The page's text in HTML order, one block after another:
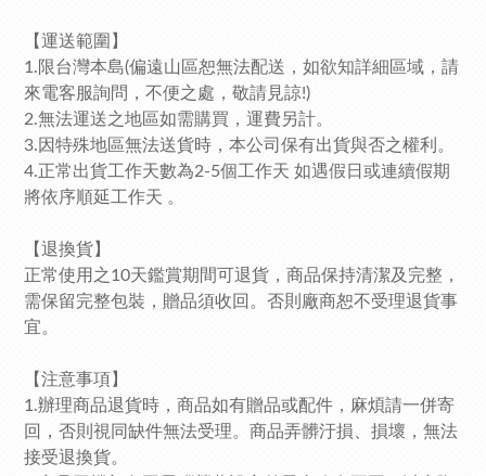
【運送範圍】
1.限台灣本島(偏遠山區恕無法配送，如欲知詳細區域，請
來電客服詢問，不便之處，敬請見諒!)
2.無法運送之地區如需購買，運費另計。
3.因特殊地區無法送貨時，本公司保有出貨與否之權利。
4.正常出貨工作天數為2-5個工作天 如遇假日或連續假期
將依序順延工作天 。
【退換貨】
正常使用之10天鑑賞期間可退貨，商品保持清潔及完整，
需保留完整包裝，贈品須收回。否則廠商恕不受理退貨事
宜。
【注意事項】
1.辦理商品退貨時，商品如有贈品或配件，麻煩請一併寄
回，否則視同缺件無法受理。商品弄髒汙損、損壞，無法
接受退換貨。